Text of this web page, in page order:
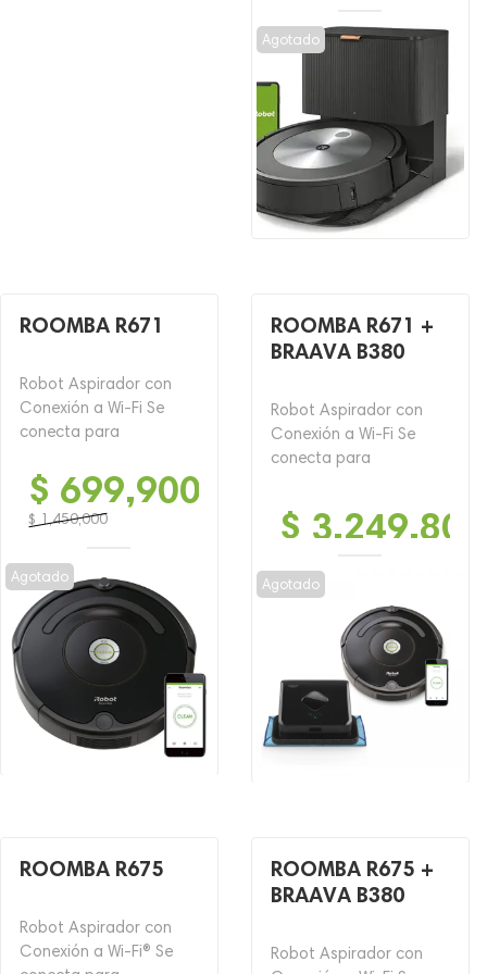
precio
original
era:
$ 5,499,900.
precio
actual
es:
$ 3,299,900.
Agotado
ROOMBA R671
Robot Aspirador con
Conexión a Wi-Fi Se
conecta para
$ 1,450,000
precio
original
era:
$ 1,450,000.
$ 699,900
precio
actual
es:
$ 699,900.
Agotado
ROOMBA R671 +
BRAAVA B380
Robot Aspirador con
Conexión a Wi-Fi Se
conecta para
$ 3,249,800
Agotado
ROOMBA R675
Robot Aspirador con
Conexión a Wi-Fi® Se
ROOMBA R675 +
BRAAVA B380
Robot Aspirador con